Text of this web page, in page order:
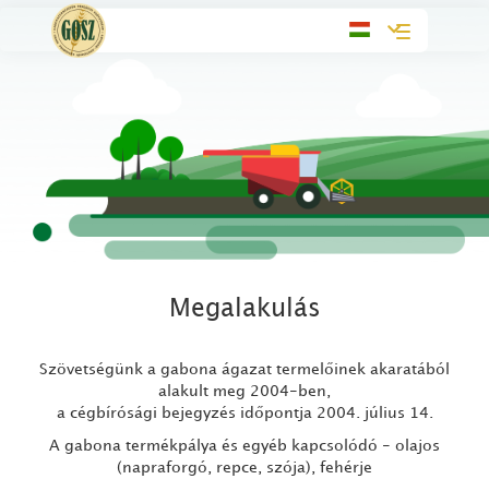
Toggle
Megalakulás
Szövetségünk a gabona ágazat termelőinek akaratából
alakult meg 2004-ben,
a cégbírósági bejegyzés időpontja 2004. július 14.
A gabona termékpálya és egyéb kapcsolódó - olajos
(napraforgó, repce, szója), fehérje